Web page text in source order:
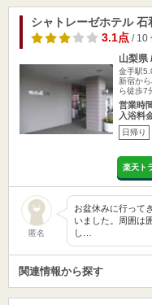
シャトレーゼホテル 石
3.1点/ 10
山梨県
金手駅
新宿か
ら徒歩7
営業時
入浴料
日帰り
楽天ト
匿名
お盆休みに行って
いました。周囲は
し…
関連情報から探す